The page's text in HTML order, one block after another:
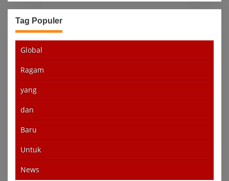
Tag Populer
Global
Ragam
yang
dan
Baru
Untuk
News